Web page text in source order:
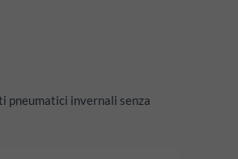
pneumatici invernali senza